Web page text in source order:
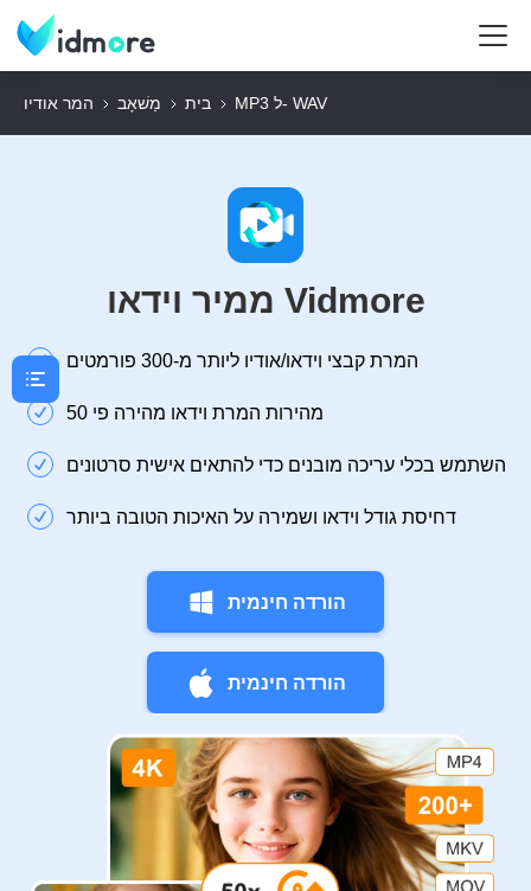
בית מַשׁאָב המר אודיו MP3 ל- WAV
ממיר וידאו Vidmore
המרת קבצי וידאו/אודיו ליותר מ-300 פורמטים
מהירות המרת וידאו מהירה פי 50
השתמש בכלי עריכה מובנים כדי להתאים אישית סרטונים
דחיסת גודל וידאו ושמירה על האיכות הטובה ביותר
הורדה חינמית
הורדה חינמית